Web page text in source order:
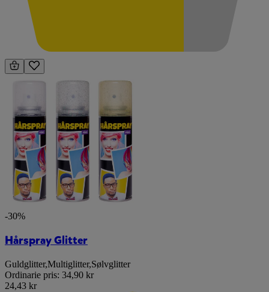
-30%
Hårspray Glitter
Guldglitter,Multiglitter,Sølvglitter
Ordinarie pris: 34,90 kr
24,43 kr